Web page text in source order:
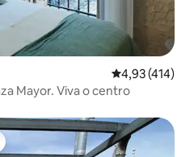
4,93 de uma
4,93 (414)
Apartamento Premium Plaza Mayor. Viva o centro
dos hóspedes